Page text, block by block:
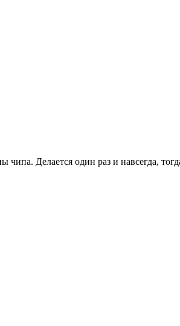
Делается один раз и навсегда,